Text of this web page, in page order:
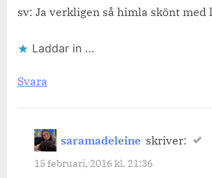
sv: Ja verkligen så himla skönt med
Laddar in …
Svara
saramadeleine skriver:
15 februari, 2016 kl. 21:36